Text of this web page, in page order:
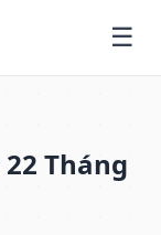
Tháng